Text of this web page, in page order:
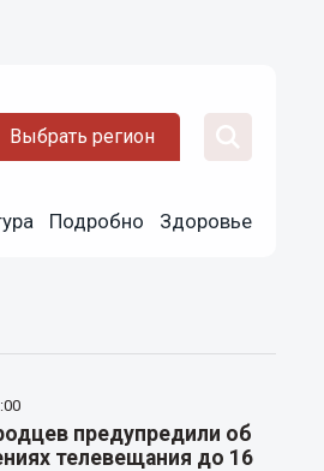
Выбрать регион
Подробно Здоровье
предупредили об
телевещания до 16